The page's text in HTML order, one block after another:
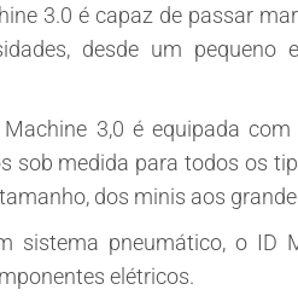
3.0 é capaz de passar
desde um pequeno
3,0 é equipada
sob medida para todos os
dos minis aos
sistema pneumático, o ID
elétricos.